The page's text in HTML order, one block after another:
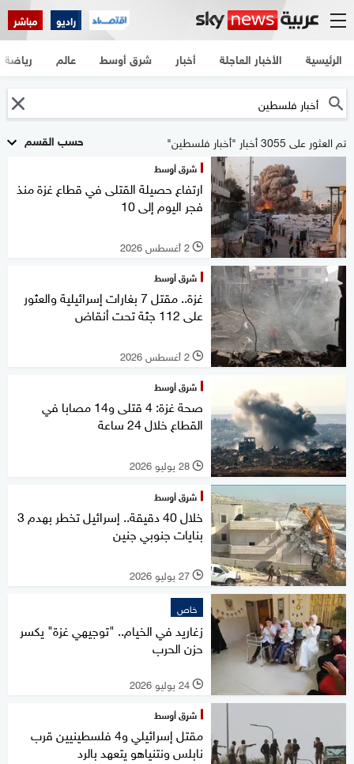
راديو مباشر
الرئيسية الأخبار العاجلة أخبار شرق أوسط عالم رياضة
حسب القسم تم العثور على 3055 أخبار "أخبار فلسطين"
شرق أوسط
ارتفاع حصيلة القتلى في قطاع غزة منذ
فجر اليوم إلى 10
l 2 أغسطس 2026
شرق أوسط
غزة.. مقتل 7 بغارات إسرائيلية والعثور
على 112 جثة تحت أنقاض
l 2 أغسطس 2026
شرق أوسط
صحة غزة: 4 قتلى و14 مصابا في
القطاع خلال 24 ساعة
l 28 يوليو 2026
شرق أوسط
خلال 40 دقيقة.. إسرائيل تخطر بهدم 3
بنايات جنوبي جنين
l 27 يوليو 2026
خاص
زغاريد في الخيام.. "توجيهي غزة" يكسر
حزن الحرب
l 24 يوليو 2026
شرق أوسط
مقتل إسرائيلي و4 فلسطينيين قرب
نابلس ونتنياهو يتعهد بالرد